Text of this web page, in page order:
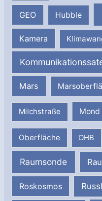
GEO Hubble
Kamera
Mars
Milchstraße Mond
Oberfläche OHB
Raumsonde
Roskosmos